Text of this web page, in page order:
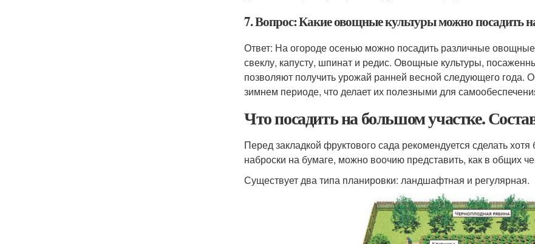
7. Вопрос: Какие овощные культуры можно посадить
Ответ: На огороде осенью можно посадить различные
свеклу, капусту, шпинат и редис. Овощные культуры,
позволяют получить урожай ранней весной следующего года.
зимнем периоде, что делает их полезными для
Что посадить на большом участке.
Перед закладкой фруктового сада рекомендуется сделать
наброски на бумаге, можно воочию представить, как в общих
Существует два типа планировки: ландшафтная и регулярная.